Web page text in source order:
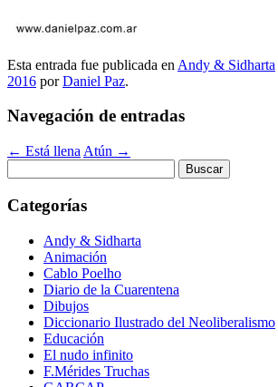
Esta entrada fue publicada en Andy & Sidharta
2016 porDaniel Paz.
Navegación de entradas
← Está llena Atún →
Categorías
Andy & Sidharta
Animación
Cablo Poelho
Diario de la Cuarentena
Dibujos
Diccionario Ilustrado del Neoliberalismo
Educación
El nudo infinito
F.Mérides Truchas